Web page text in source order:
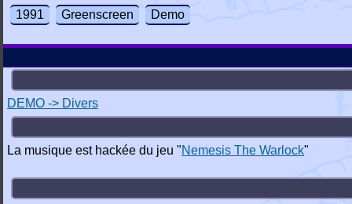
1991 Greenscreen Demo
DEMO -> Divers
La musique est hackée du jeu "Nemesis The Warlock"